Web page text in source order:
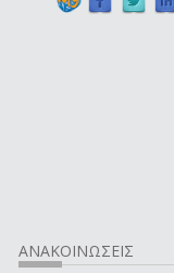
ΑΝΑΚΟΙΝΩΣΕΙΣ